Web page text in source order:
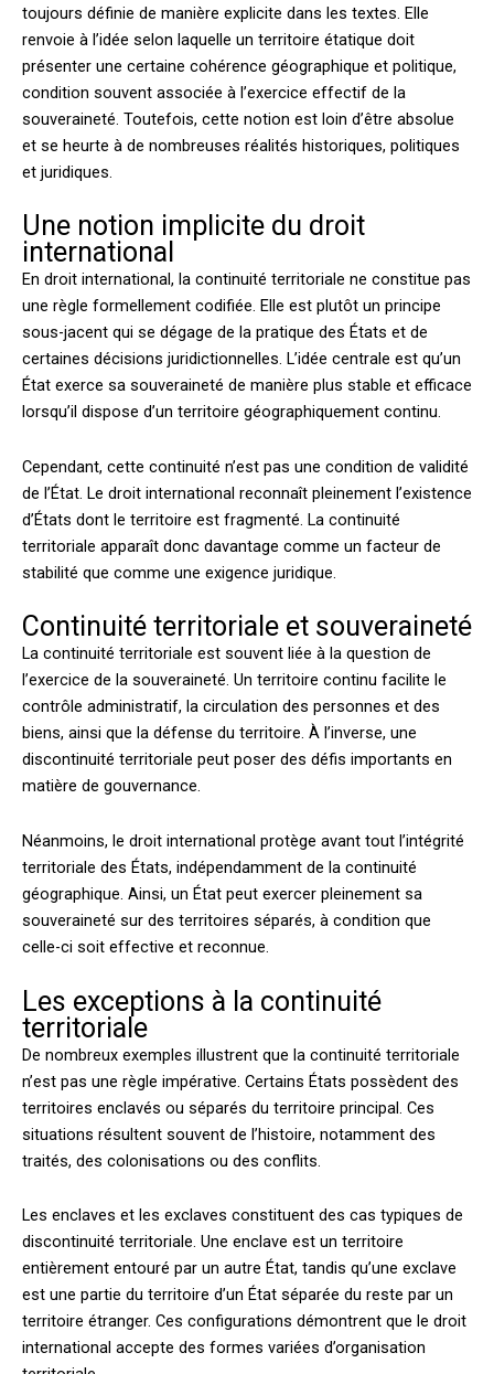
toujours définie de manière explicite dans les textes. Elle
renvoie à l’idée selon laquelle un territoire étatique doit
présenter une certaine cohérence géographique et politique,
condition souvent associée à l’exercice effectif de la
souveraineté. Toutefois, cette notion est loin d’être absolue
et se heurte à de nombreuses réalités historiques, politiques
et juridiques.
Une notion implicite du droit
international
En droit international, la continuité territoriale ne constitue pas
une règle formellement codifiée. Elle est plutôt un principe
sous-jacent qui se dégage de la pratique des États et de
certaines décisions juridictionnelles. L’idée centrale est qu’un
État exerce sa souveraineté de manière plus stable et efficace
lorsqu’il dispose d’un territoire géographiquement continu.
Cependant, cette continuité n’est pas une condition de validité
de l’État. Le droit international reconnaît pleinement l’existence
d’États dont le territoire est fragmenté. La continuité
territoriale apparaît donc davantage comme un facteur de
stabilité que comme une exigence juridique.
Continuité territoriale et souveraineté
La continuité territoriale est souvent liée à la question de
l’exercice de la souveraineté. Un territoire continu facilite le
contrôle administratif, la circulation des personnes et des
biens, ainsi que la défense du territoire. À l’inverse, une
discontinuité territoriale peut poser des défis importants en
matière de gouvernance.
Néanmoins, le droit international protège avant tout l’intégrité
territoriale des États, indépendamment de la continuité
géographique. Ainsi, un État peut exercer pleinement sa
souveraineté sur des territoires séparés, à condition que
celle-ci soit effective et reconnue.
Les exceptions à la continuité
territoriale
De nombreux exemples illustrent que la continuité territoriale
n’est pas une règle impérative. Certains États possèdent des
territoires enclavés ou séparés du territoire principal. Ces
situations résultent souvent de l’histoire, notamment des
traités, des colonisations ou des conflits.
Les enclaves et les exclaves constituent des cas typiques de
discontinuité territoriale. Une enclave est un territoire
entièrement entouré par un autre État, tandis qu’une exclave
est une partie du territoire d’un État séparée du reste par un
territoire étranger. Ces configurations démontrent que le droit
international accepte des formes variées d’organisation